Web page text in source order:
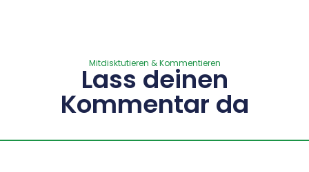
Mitdisktutieren & Kommentieren
Lass deinen
Kommentar da